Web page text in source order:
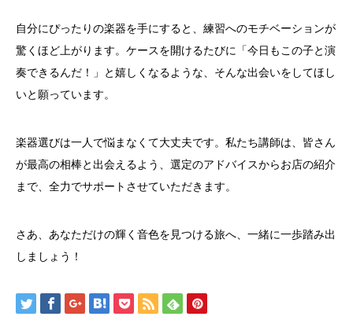
自分にぴったりの楽器を手にすると、練習へのモチベーションが
驚くほど上がります。ケースを開けるたびに「今日もこの子と演
奏できるんだ！」と嬉しくなるような、そんな出会いをしてほし
いと願っています。
楽器選びは一人で悩まなくて大丈夫です。私たち講師は、皆さん
が最高の相棒と出会えるよう、選定のアドバイスからお店の紹介
まで、全力でサポートさせていただきます。
さあ、あなただけの輝く音色を見つける旅へ、一緒に一歩踏み出
しましょう！